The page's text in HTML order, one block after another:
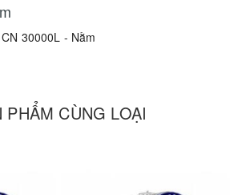
30000L - Nằm
PHẨM CÙNG LOẠI